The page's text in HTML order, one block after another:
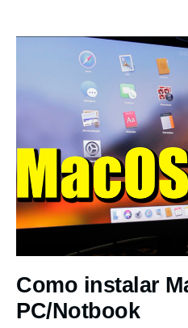
Como instalar
PC/Notbook